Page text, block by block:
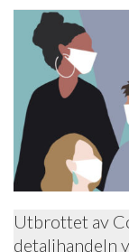
Utbrottet av
detaljhandeln